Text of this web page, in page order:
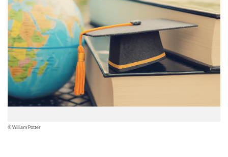
©William Potter